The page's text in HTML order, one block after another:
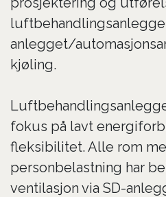
anlegget/
kjøling.
fokus på lavt
fleksibilitet. Alle rom
personbelastning har
ventilasjon via SD-